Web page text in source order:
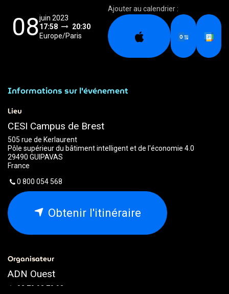
08juin 2023
17:58
20:30
Europe/Paris
Ajouter au calendrier :
Informations sur l'événement
Lieu
CESI Campus de Brest
505 rue de Kerlaurent
Pôle supérieur du bâtiment intelligent et de l'économie 4.0
29490 GUIPAVAS
France
0 800 054 568
Obtenir l'itinéraire
Organisateur
ADN Ouest
02.79.93.79.93